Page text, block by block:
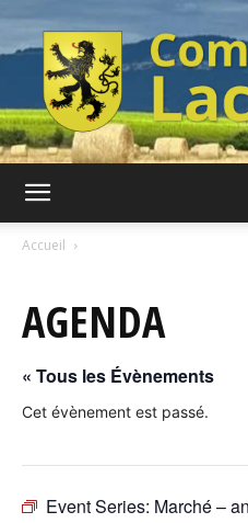
Laconnex
Accueil
AGENDA
« Tous les Évènements
Cet évènement est passé.
Event Series: Marché –